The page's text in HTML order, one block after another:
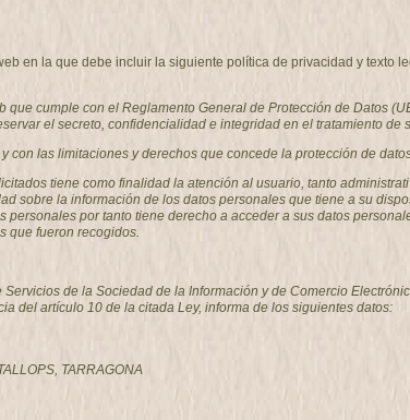
en la que debe incluir la siguiente política de privacidad y texto
cumple con el Reglamento General de Protección de Datos
el secreto, confidencialidad e integridad en el tratamiento de
con las limitaciones y derechos que concede la protección de
tiene como finalidad la atención al usuario, tanto
sobre la información de los datos personales que tiene a su
personales por tanto tiene derecho a acceder a sus datos
que fueron recogidos.
de la Sociedad de la Información y de Comercio
del artículo 10 de la citada Ley, informa de los siguientes datos:
TARRAGONA